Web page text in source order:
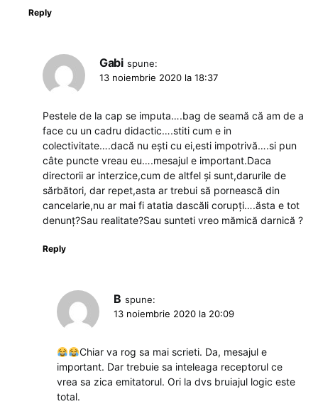
Reply
Gabi spune:
13 noiembrie 2020 la 18:37
Pestele de la cap se imputa….bag de seamă că am de a
face cu un cadru didactic….stiti cum e in
colectivitate….dacă nu ești cu ei,esti impotrivă….si pun
câte puncte vreau eu….mesajul e important.Daca
directorii ar interzice,cum de altfel și sunt,darurile de
sărbători, dar repet,asta ar trebui să pornească din
cancelarie,nu ar mai fi atatia dascăli corupți….ăsta e tot
denunț?Sau realitate?Sau sunteti vreo mămică darnică ?
Reply
B spune:
13 noiembrie 2020 la 20:09
Chiar va rog sa mai scrieti. Da, mesajul e
important. Dar trebuie sa inteleaga receptorul ce
vrea sa zica emitatorul. Ori la dvs bruiajul logic este
total.